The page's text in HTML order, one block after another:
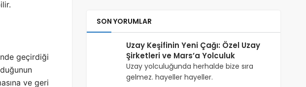
geçirdiği
ve geri
SON YORUMLAR
Uzay Keşifinin Yeni Çağı: Özel Uzay
Şirketleri ve Mars’a Yolculuk
Uzay yolculuğunda herhalde bize sıra
gelmez. hayeller hayeller.